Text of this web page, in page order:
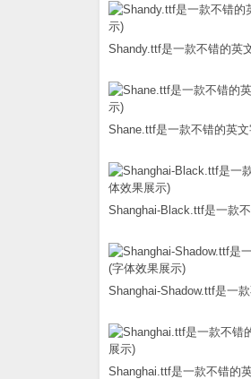
Shandy.ttf是一款不错的英
Shane.ttf是一款不错的英
Shanghai-Black.ttf是一款
Shanghai-Shadow.ttf是一
Shanghai.ttf是一款不错的